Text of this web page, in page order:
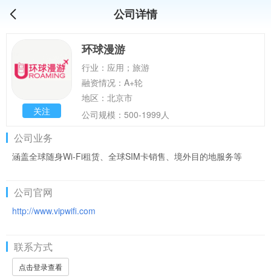
公司详情
关注
环球漫游
行业：应用；旅游
融资情况：A+轮
地区：北京市
公司规模：500-1999人
公司业务
涵盖全球随身Wi-Fi租赁、全球SIM卡销售、境外目的地服务等
公司官网
http://www.vipwifi.com
联系方式
点击登录查看